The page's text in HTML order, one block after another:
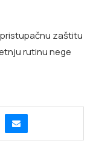
zaštitu
rutinu nege